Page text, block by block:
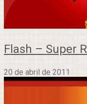
Flash – Super
20 de abril de 2011